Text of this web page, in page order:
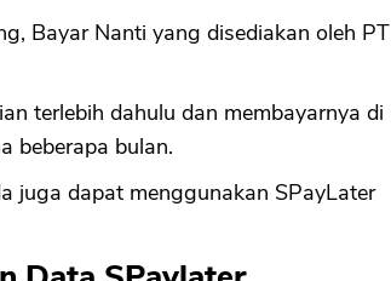
Bayar Nanti yang disediakan oleh PT
terlebih dahulu dan membayarnya di
beberapa bulan.
juga dapat menggunakan SPayLater